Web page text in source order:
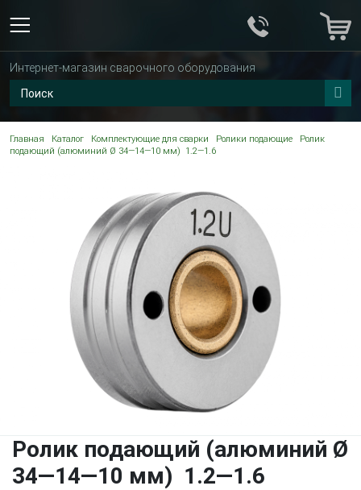
Интернет-магазин сварочного оборудования
Главная Каталог Комплектующие для сварки Ролики подающие
Ролик
подающий (алюминий Ø 34—14—10 мм) 1.2—1.6
Ролик подающий (алюминий Ø
34—14—10 мм) 1.2—1.6